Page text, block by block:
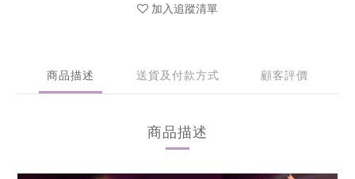
加入追蹤清單
商品描述 送貨及付款方式 顧客評價
商品描述